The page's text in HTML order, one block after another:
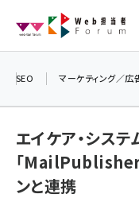
ン
seo (3519)
SEO マーケティング／広
エイケア・システ
「MailPublisher
ンと連携